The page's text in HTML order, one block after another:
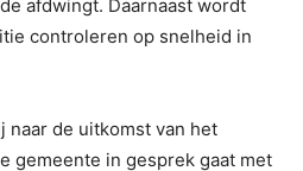
afdwingt. Daarnaast wordt
controleren op snelheid in
naar de uitkomst van het
gemeente in gesprek gaat met